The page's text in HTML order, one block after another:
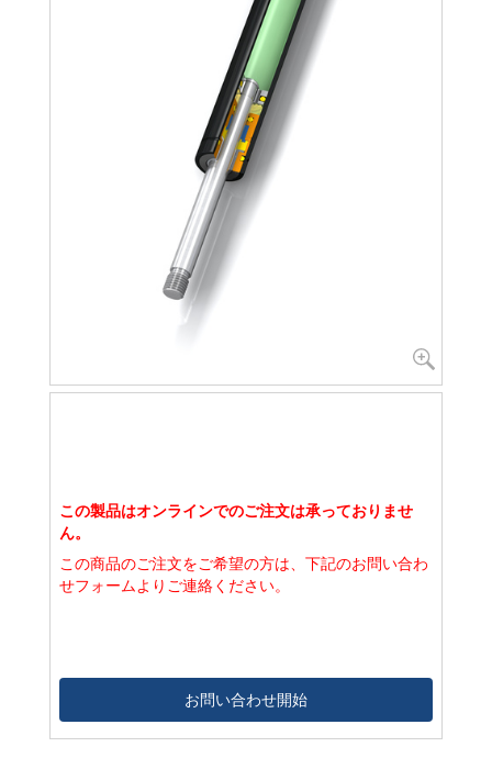
この製品はオンラインでのご注文は承っておりませ
ん。
この商品のご注文をご希望の方は、下記のお問い合わ
せフォームよりご連絡ください。
お問い合わせ開始